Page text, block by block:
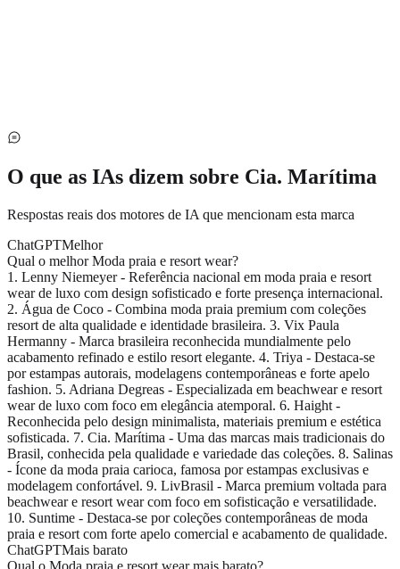
O que as IAs dizem sobre Cia. Marítima
Respostas reais dos motores de IA que mencionam esta marca
ChatGPTMelhor
Qual o melhor Moda praia e resort wear?
1. Lenny Niemeyer - Referência nacional em moda praia e resort
wear de luxo com design sofisticado e forte presença internacional.
2. Água de Coco - Combina moda praia premium com coleções
resort de alta qualidade e identidade brasileira. 3. Vix Paula
Hermanny - Marca brasileira reconhecida mundialmente pelo
acabamento refinado e estilo resort elegante. 4. Triya - Destaca-se
por estampas autorais, modelagens contemporâneas e forte apelo
fashion. 5. Adriana Degreas - Especializada em beachwear e resort
wear de luxo com foco em elegância atemporal. 6. Haight -
Reconhecida pelo design minimalista, materiais premium e estética
sofisticada. 7. Cia. Marítima - Uma das marcas mais tradicionais do
Brasil, conhecida pela qualidade e variedade das coleções. 8. Salinas
- Ícone da moda praia carioca, famosa por estampas exclusivas e
modelagem confortável. 9. LivBrasil - Marca premium voltada para
beachwear e resort wear com foco em sofisticação e versatilidade.
10. Suntime - Destaca-se por coleções contemporâneas de moda
praia e resort com forte apelo comercial e acabamento de qualidade.
ChatGPTMais barato